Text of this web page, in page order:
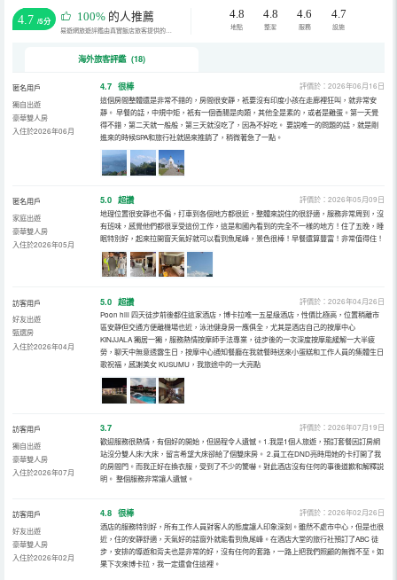
4.7 /5分 100% 的人推薦
易遊網旅遊評鑑由真實飯店旅客提供的評鑑。
4.8
地點
4.8
整潔
4.6
服務
4.7
設施
海外旅客評鑑 (18)
匿名用戶
獨自出遊
豪華雙人房
入住於2026年06月
4.7 很棒
評價於：2026年06月16日
這個房間整體還是非常不錯的，房間很安靜，衹要沒有印度小孩在走廊裡狂叫，就非常安
靜。 早餐的話，中規中矩，衹有一個香腸是肉類，其他全是素的，或者是雞蛋。第一天覺
得不錯，第二天就一般般，第三天就沒吃了，因為不好吃。 要説唯一的問題的話，就是剛
進來的時候SPA和旅行社就過來推銷了，稍微著急了一點。
匿名用戶
家庭出遊
豪華雙人房
入住於2026年05月
5.0 超讚
評價於：2026年05月09日
地理位置很安靜也不偏，打車到各個地方都很近，整體來説住的很舒適，服務非常周到，沒
有班味，感覺他們都很享受這份工作，這是和國內看到的完全不一樣的地方！住了五晚，睡
眠特別好，起來拉開窗天氣好就可以看到魚尾峰，景色很棒！早餐還算豐富！非常值得住！
訪客用戶
好友出遊
甄選房
入住於2026年04月
5.0 超讚
評價於：2026年04月26日
Poon hill 四天徒步前後都住這家酒店，博卡拉唯一五星級酒店，性價比極高，位置稍離市
區安靜但交通方便離機場也近，泳池健身房一應俱全，尤其是酒店自己的按摩中心
KINJJALA 獨居一獨，服務熱情按摩師手法專業，徒步後的一次深度按摩能緩解一大半疲
勞，聊天中無意透露生日，按摩中心通知餐廳在我就餐時送來小蛋糕和工作人員的集體生日
歌祝福，感謝美女 KUSUMU，我旅途中的一大亮點
訪客用戶
獨自出遊
豪華雙人房
入住於2026年07月
3.7
評價於：2026年07月19日
歡迎服務很熱情，有個好的開始，但過程令人遺憾。1.我是1個人旅遊，預訂套餐因訂房網
站沒分雙人床/大床，留言希望大床卻給了個雙床房。 2.員工在DND亮時用她的卡打開了我
的房間門。而我正好在換衣服，受到了不少的驚嚇。對此酒店沒有任何的事後道歉和解釋説
明。 整個服務非常讓人遺憾。
訪客用戶
好友出遊
豪華雙人房
入住於2026年02月
4.8 很棒
評價於：2026年02月26日
酒店的服務特別好，所有工作人員對客人的態度讓人印象深刻。雖然不處市中心，但是也很
近，住的安靜舒適，天氣好的話窗外就能看到魚尾峰。在酒店大堂的旅行社預訂了ABC 徒
步，安排的導遊和背夫也是非常的好，沒有任何的套路，一路上把我們照顧的無微不至。如
果下次來博卡拉，我一定還會住這裡。